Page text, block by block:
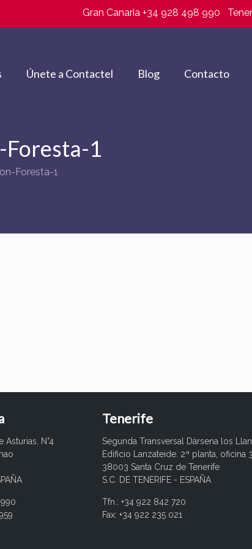
Gran Canaria +34 928 498 990
Únete a Contactel Blog Contacto
1
Foresta-1
Asturias, N°4
Tenerife
Segunda Transversal Dársena los
Edificio Lanzateide. 2ª planta, oficina
38003 Santa Cruz de Tenerife
S.C. DE TENERIFE - ESPAÑA
Tfn.: +34 922 842 720
Fax: +34 922 235 021